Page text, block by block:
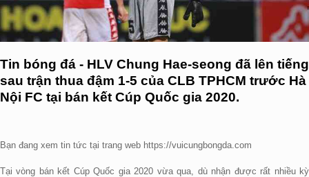
Tin bóng đá - HLV Chung Hae-seong đã lên tiếng
sau trận thua đậm 1-5 của CLB TPHCM trước Hà
Nội FC tại bán kết Cúp Quốc gia 2020.
Bạn đang xem tin tức tại trang web https://vuicungbongda.com
Tại vòng bán kết Cúp Quốc gia 2020 vừa qua, dù nhận được rất nhiều kỳ